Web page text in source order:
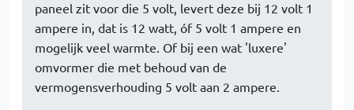
paneel zit voor die 5 volt, levert deze bij 12 volt 1
ampere in, dat is 12 watt, óf 5 volt 1 ampere en
mogelijk veel warmte. Of bij een wat 'luxere'
omvormer die met behoud van de
vermogensverhouding 5 volt aan 2 ampere.